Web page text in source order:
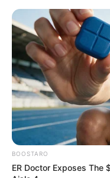
13 KENTUCKY
9 IBIKI DE
15 COQUAHOLY
BOOSTARO
ER Doctor Exposes The